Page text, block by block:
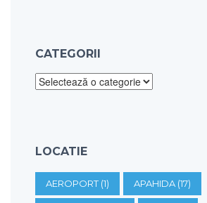
CATEGORII
Categorii
LOCATIE
AEROPORT(1) APAHIDA (17)